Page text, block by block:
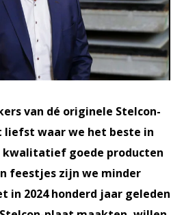
van dé originele Stelcon-
liefst waar we het beste in
kwalitatief goede producten
feestjes zijn we minder
in 2024 honderd jaar geleden